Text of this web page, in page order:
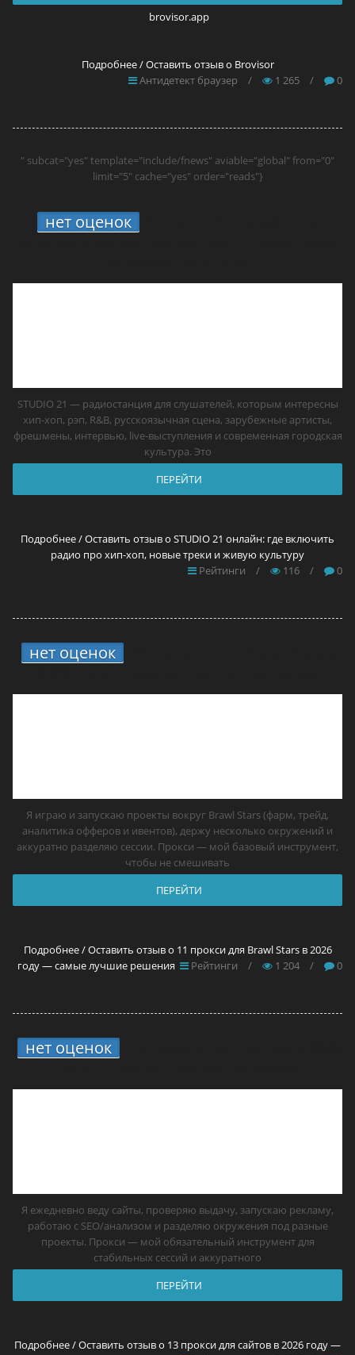
brovisor.app
Подробнее / Оставить отзыв о Brovisor
Антидетект браузер
/ 1 265 / 0
" subcat="yes" template="include/fnews" aviable="global" from="0"
limit="5" cache="yes" order="reads"}
нет оценок
STUDIO 21 — радиостанция для слушателей, которым интересны
хип-хоп, рэп, R&B, русскоязычная сцена, зарубежные артисты,
фрешмены, интервью, live-выступления и современная городская
культура. Это
ПЕРЕЙТИ
Подробнее / Оставить отзыв о STUDIO 21 онлайн: где включить
радио про хип-хоп, новые треки и живую культуру
Рейтинги
/ 116 / 0
нет оценок
Я играю и запускаю проекты вокруг Brawl Stars (фарм, трейд,
аналитика офферов и ивентов), держу несколько окружений и
аккуратно разделяю сессии. Прокси — мой базовый инструмент,
чтобы не смешивать
ПЕРЕЙТИ
Подробнее / Оставить отзыв о 11 прокси для Brawl Stars в 2026
году — самые лучшие решения
Рейтинги / 1 204 / 0
нет оценок
Я ежедневно веду сайты, проверяю выдачу, запускаю рекламу,
работаю с SEO/анализом и разделяю окружения под разные
проекты. Прокси — мой обязательный инструмент для
стабильных сессий и аккуратного
ПЕРЕЙТИ
Подробнее / Оставить отзыв о 13 прокси для сайтов в 2026 году —